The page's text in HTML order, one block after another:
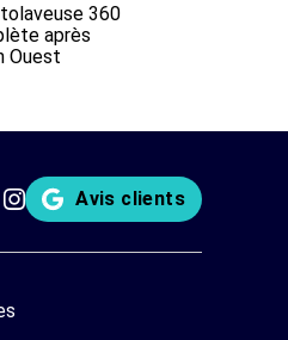
360
après
Ouest
Avis clients